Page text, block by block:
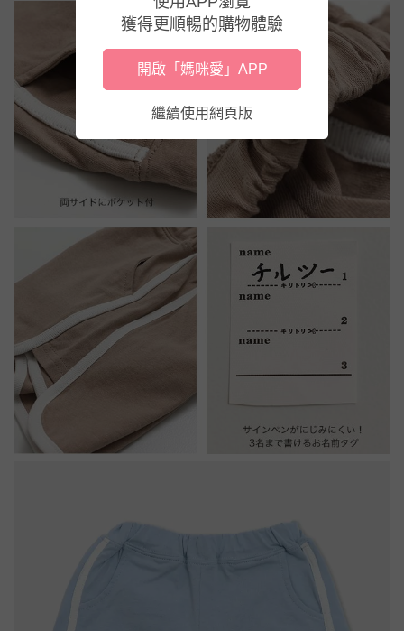
獲得更順暢的購物體驗
開啟「媽咪愛」APP
繼續使用網頁版